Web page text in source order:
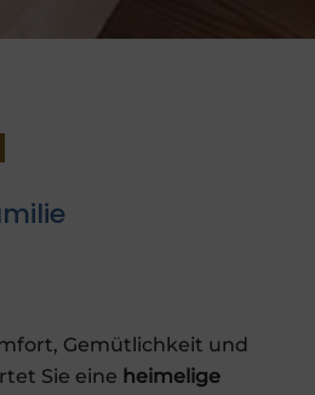
Gemütlichkeit und
Sie eine heimelige